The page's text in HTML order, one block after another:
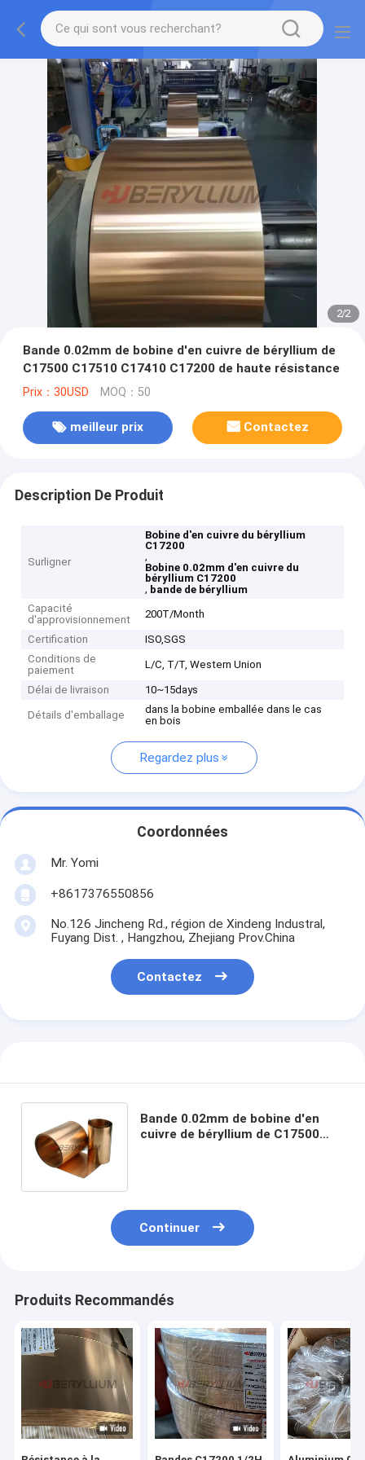
2/2
Bande 0.02mm de bobine d'en cuivre de béryllium de
C17500 C17510 C17410 C17200 de haute résistance
Prix：30USD MOQ：50
meilleur prix Contactez
Description De Produit
Surligner
Bobine d'en cuivre du béryllium
C17200
,
Bobine 0.02mm d'en cuivre du
béryllium C17200
, bande de béryllium
Capacité
d'approvisionnement
200T/Month
Certification
ISO,SGS
Conditions de
paiement
L/C, T/T, Western Union
Délai de livraison 10~15days
Détails d'emballage
dans la bobine emballée dans le cas
en bois
Regardez plus
Coordonnées
Mr. Yomi
+8617376550856
No.126 Jincheng Rd., région de Xindeng Industral,
Fuyang Dist. , Hangzhou, Zhejiang Prov.China
Contactez
Bande 0.02mm de bobine d'en
cuivre de béryllium de C17500
Continuer
Produits Recommandés